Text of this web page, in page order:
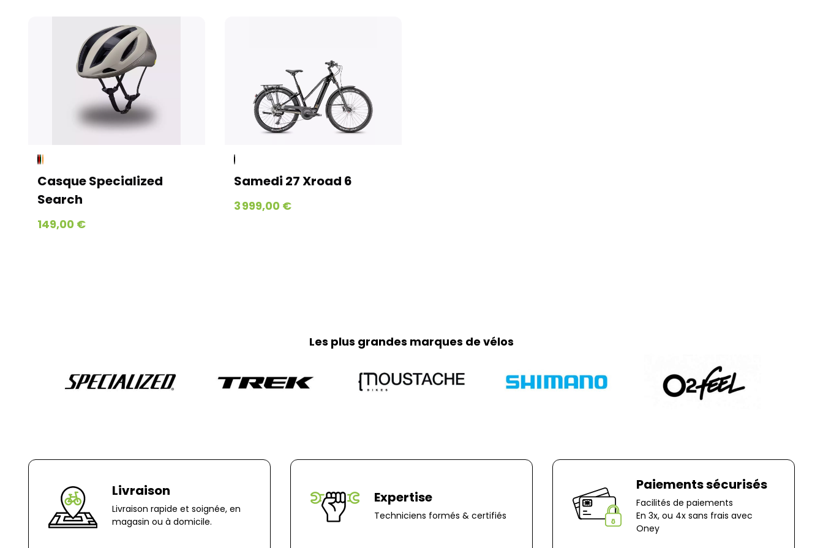
frais de retour sont à votre charge, sauf en cas d'erreur de notre
part. Pour toute question, n'hésitez pas à nous contacter au
0251064787 ou par e-mail à marketing@bernaudeaucycles.fr.
Adresse de retour :
Casque Specialized
Search
149,00 €
Samedi 27 Xroad 6
3 999,00 €
Les plus grandes marques de vélos
Livraison
Livraison rapide et soignée, en
magasin ou à domicile.
Expertise
Techniciens formés & certifiés
Paiements sécurisés
Facilités de paiements
En 3x, ou 4x sans frais avec
Oney